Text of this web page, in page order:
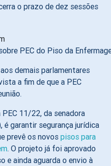
o prazo de dez sessões
PEC do Piso da
demais parlamentares
a fim de que a PEC
11/22, da senadora
é garantir segurança jurídica
prevê os novos pisos para
. O projeto já foi aprovado
e ainda aguarda o envio à